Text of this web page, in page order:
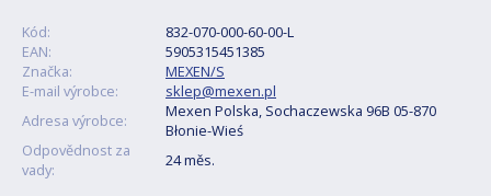
Kód:
832-070-000-60-00-L
EAN:
5905315451385
Značka:
MEXEN/S
E-mail výrobce:
sklep@mexen.pl
Adresa výrobce:
Mexen Polska, Sochaczewska 96B 05-870
Błonie-Wieś
Odpovědnost za
vady:
24 měs.